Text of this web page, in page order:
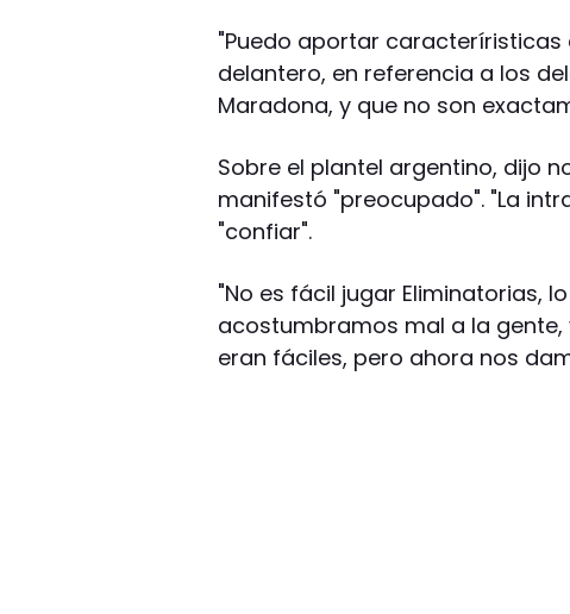
"Puedo aportar caracteríristicas
delantero, en referencia a los
Maradona, y que no son
Sobre el plantel argentino, dijo
manifestó "preocupado". "La
"confiar".
"No es fácil jugar Eliminatorias,
acostumbramos mal a la
eran fáciles, pero ahora nos